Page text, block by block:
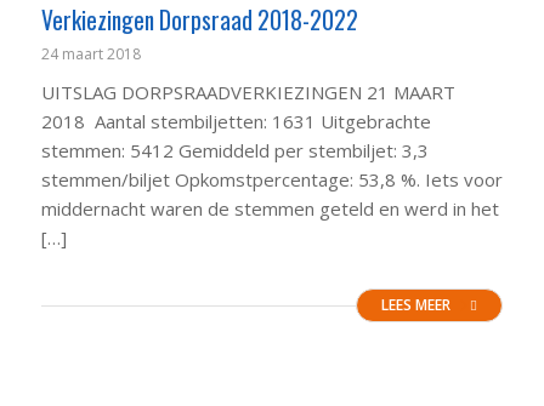
Verkiezingen Dorpsraad 2018-2022
24 maart 2018
UITSLAG DORPSRAADVERKIEZINGEN 21 MAART
2018 Aantal stembiljetten: 1631 Uitgebrachte
stemmen: 5412 Gemiddeld per stembiljet: 3,3
stemmen/biljet Opkomstpercentage: 53,8 %. Iets voor
middernacht waren de stemmen geteld en werd in het
[…]
LEES MEER